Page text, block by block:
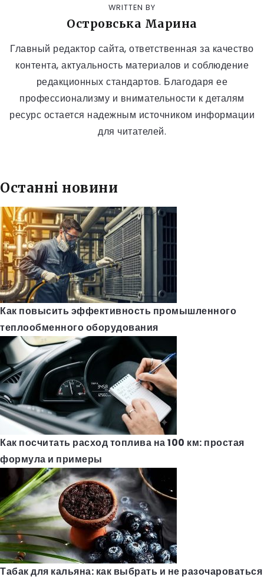
WRITTEN BY
Островська Марина
Главный редактор сайта, ответственная за качество
контента, актуальность материалов и соблюдение
редакционных стандартов. Благодаря ее
профессионализму и внимательности к деталям
ресурс остается надежным источником информации
для читателей.
Останні новини
Как повысить эффективность промышленного
теплообменного оборудования
Как посчитать расход топлива на 100 км: простая
формула и примеры
Табак для кальяна: как выбрать и не разочароваться